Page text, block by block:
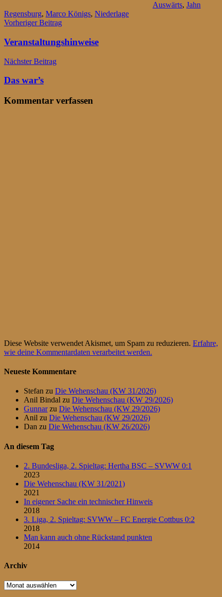
Auswärts, Jahn
Regensburg, Marco Königs, Niederlage
Beitragsnavigation
Vorheriger Beitrag
Veranstaltungshinweise
Nächster Beitrag
Das war’s
Kommentar verfassen
Diese Website verwendet Akismet, um Spam zu reduzieren. Erfahre,
wie deine Kommentardaten verarbeitet werden.
Neueste Kommentare
Stefan zu Die Wehenschau (KW 31/2026)
Anil Bindal zu Die Wehenschau (KW 29/2026)
Gunnarzu Die Wehenschau (KW 29/2026)
Anil zu Die Wehenschau (KW 29/2026)
Dan zu Die Wehenschau (KW 26/2026)
An diesem Tag
2. Bundesliga, 2. Spieltag: Hertha BSC – SVWW 0:1
2023
Die Wehenschau (KW 31/2021)
2021
In eigener Sache ein technischer Hinweis
2018
3. Liga, 2. Spieltag: SVWW – FC Energie Cottbus 0:2
2018
Man kann auch ohne Rückstand punkten
2014
Archiv
Archiv